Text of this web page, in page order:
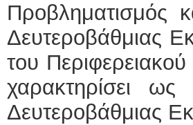
Προβληματισμός
Δευτεροβάθμιας
του
χαρακτηρίσει
Δευτεροβάθμιας